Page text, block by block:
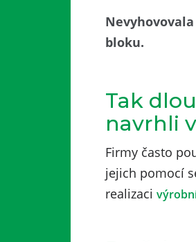
bloku.
Tak
navrhli
Firmy často
jejich pomocí
realizaci